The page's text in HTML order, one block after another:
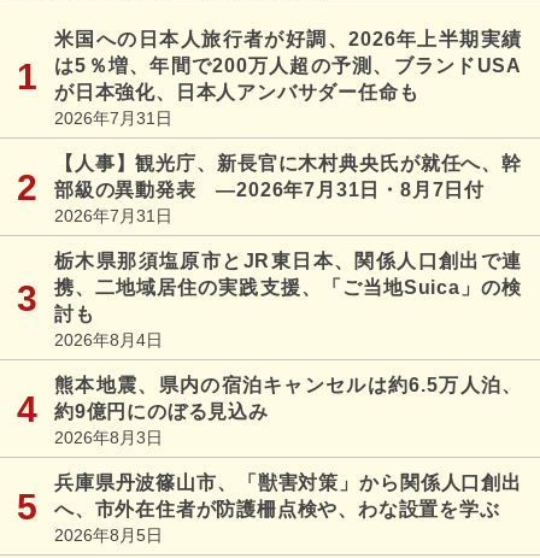
米国への日本人旅行者が好調、2026年上半期実績
は5％増、年間で200万人超の予測、ブランドUSA
が日本強化、日本人アンバサダー任命も
2026年7月31日
【人事】観光庁、新長官に木村典央氏が就任へ、幹
部級の異動発表 ―2026年7月31日・8月7日付
2026年7月31日
栃木県那須塩原市とJR東日本、関係人口創出で連
携、二地域居住の実践支援、「ご当地Suica」の検
討も
2026年8月4日
熊本地震、県内の宿泊キャンセルは約6.5万人泊、
約9億円にのぼる見込み
2026年8月3日
兵庫県丹波篠山市、「獣害対策」から関係人口創出
へ、市外在住者が防護柵点検や、わな設置を学ぶ
2026年8月5日